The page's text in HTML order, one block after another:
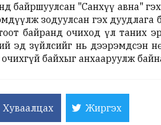
байршуулсан "Санхүү авна"
зодуулсан гэх
байранд очиход үл таних
эд зүйлсийг нь дээрэмдсэн
байхыг анхааруулж
Хуваалцах Жиргэх